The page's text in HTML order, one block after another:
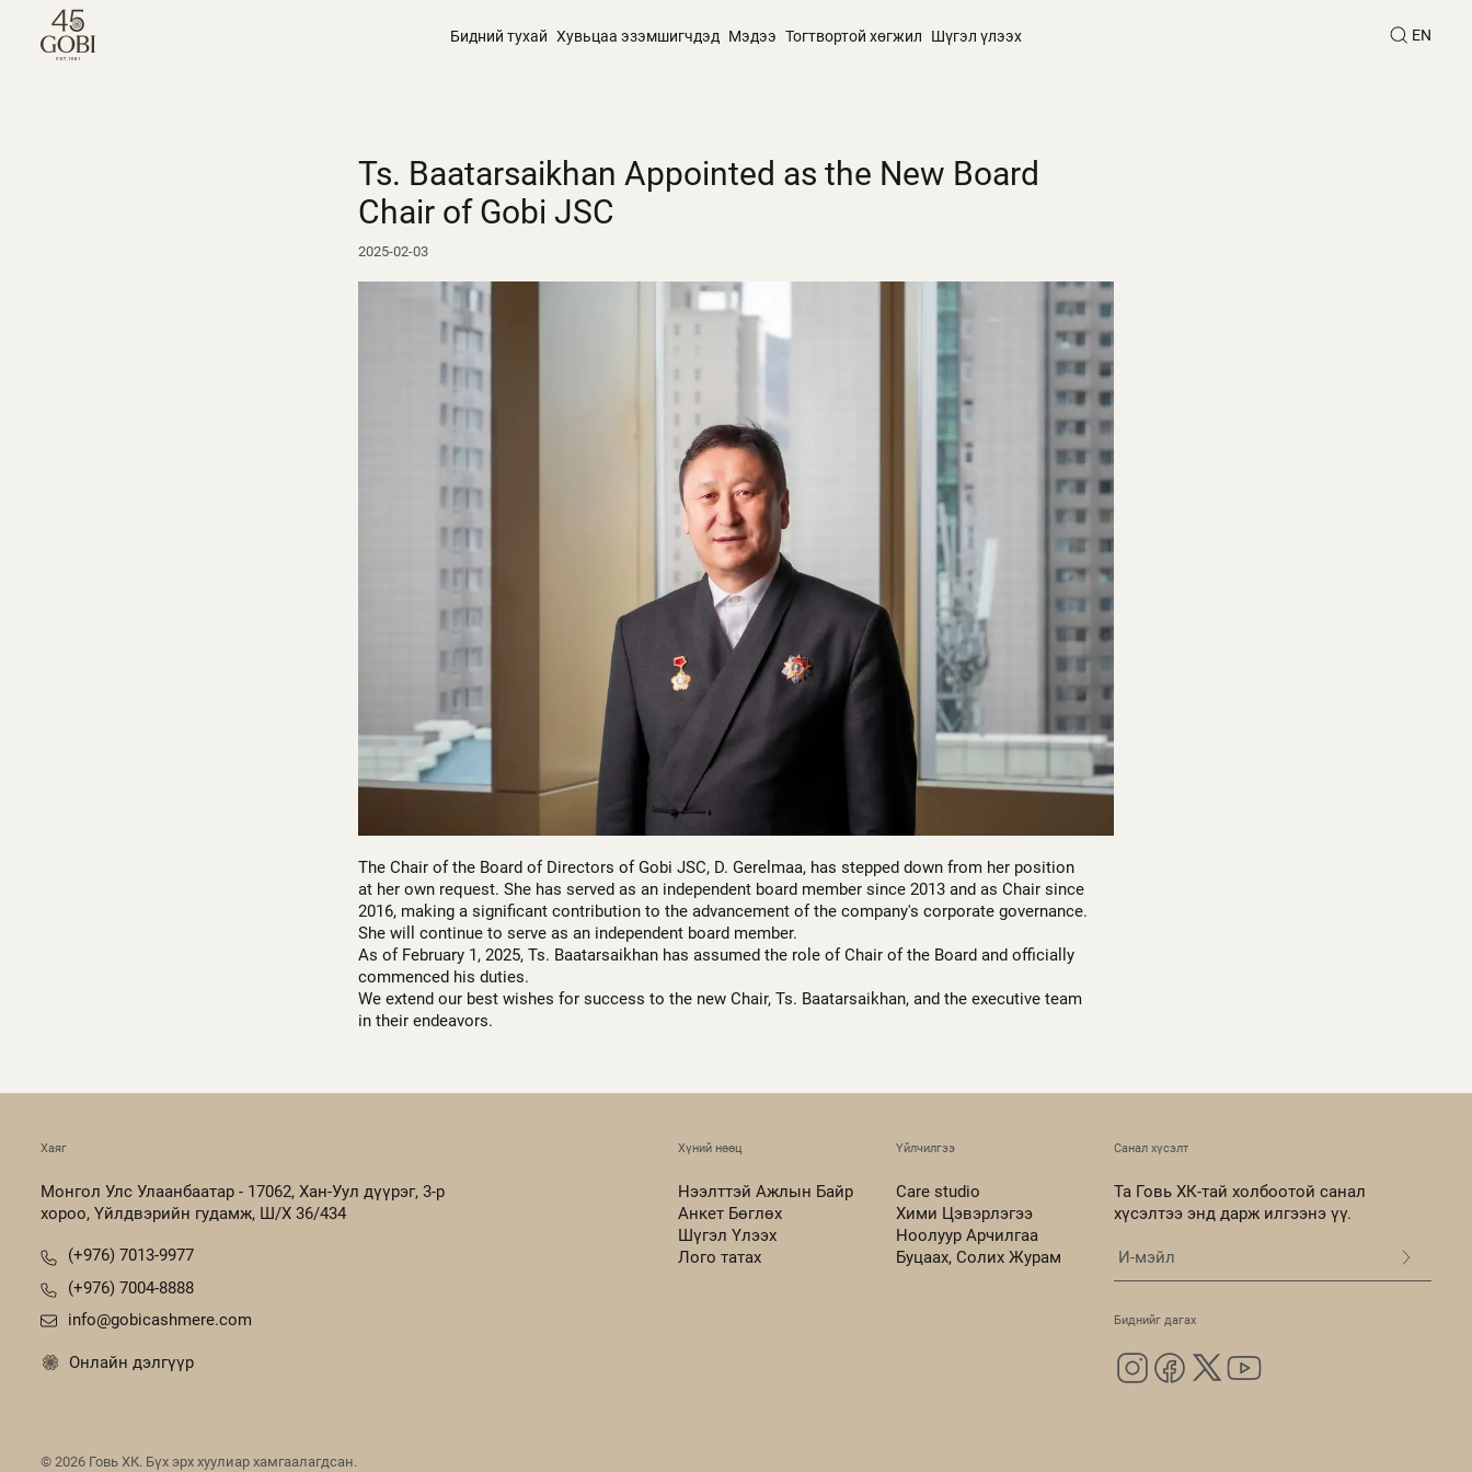
Бидний тухай Хувьцаа эзэмшигчдэд Мэдээ Тогтвортой хөгжил Шүгэл үлээх EN
Ts. Baatarsaikhan Appointed as the New Board
Chair of Gobi JSC
2025-02-03
The Chair of the Board of Directors of Gobi JSC, D. Gerelmaa, has stepped down from her position
at her own request. She has served as an independent board member since 2013 and as Chair since
2016, making a significant contribution to the advancement of the company's corporate governance.
She will continue to serve as an independent board member.
As of February 1, 2025, Ts. Baatarsaikhan has assumed the role of Chair of the Board and officially
commenced his duties.
We extend our best wishes for success to the new Chair, Ts. Baatarsaikhan, and the executive team
in their endeavors.
Хаяг
Монгол Улс Улаанбаатар - 17062, Хан-Уул дүүрэг, 3-р
хороо, Үйлдвэрийн гудамж, Ш/Х 36/434
(+976) 7013-9977
(+976) 7004-8888
info@gobicashmere.com
Онлайн дэлгүүр
Хүний нөөц
Нээлттэй Ажлын Байр
Анкет Бөглөх
Шүгэл Үлээх
Лого татах
Үйлчилгээ
Care studio
Хими Цэвэрлэгээ
Ноолуур Арчилгаа
Буцаах, Солих Журам
Санал хүсэлт
Та Говь ХК-тай холбоотой санал
хүсэлтээ энд дарж илгээнэ үү.
Биднийг дагах
©2026 Говь ХК. Бүх эрх хуулиар хамгаалагдсан.